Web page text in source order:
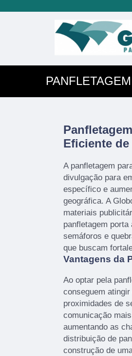
Eficiente
A panfletagem
divulgação para
específico e
geográfica. A
materiais
panfletagem
semáforos e
que buscam
Vantagens da
Ao optar pela
conseguem
proximidades de
comunicação
aumentando as
distribuição de
construção de